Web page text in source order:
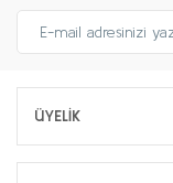
ÜYELİK